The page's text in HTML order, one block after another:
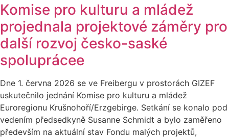
Komise pro kulturu a mládež
projednala projektové záměry pro
další rozvoj česko-saské
spoluprácee
Dne 1. června 2026 se ve Freibergu v prostorách GIZEF
uskutečnilo jednání Komise pro kulturu a mládež
Euroregionu Krušnohoří/Erzgebirge. Setkání se konalo pod
vedením předsedkyně Susanne Schmidt a bylo zaměřeno
především na aktuální stav Fondu malých projektů,